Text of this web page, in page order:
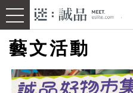
藝文活動